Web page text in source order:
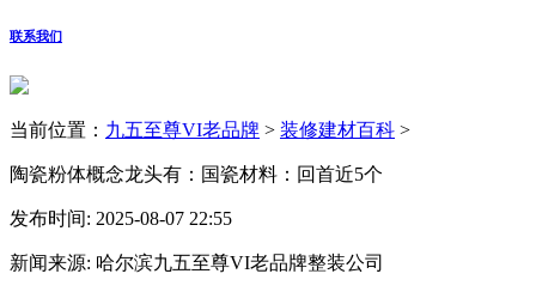
联系我们
当前位置： 九五至尊VI老品牌 > 装修建材百科 >
陶瓷粉体概念龙头有：国瓷材料：回首近5个
发布时间: 2025-08-07 22:55
新闻来源: 哈尔滨九五至尊VI老品牌整装公司